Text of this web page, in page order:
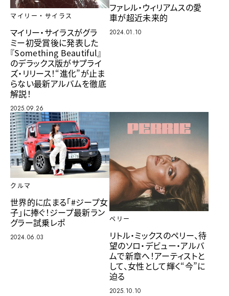
マイリー・サイラス
マイリー・サイラスがグラ
ミー初受賞後に発表した
『Something Beautiful』
のデラックス版がサプライ
ズ・リリース！“進化”が止ま
らない最新アルバムを徹底
解説！
2025.09.26
ファレル・ウィリアムスの愛
車が超近未来的
2024.01.10
クルマ
世界的に広まる「#ジープ女
子」に捧ぐ！ジープ最新ラン
グラー試乗レポ
2024.06.03
ペリー
リトル・ミックスのペリー、待
望のソロ・デビュー・アルバ
ムで新章へ！アーティストと
して、女性として輝く“今”に
迫る
2025.10.10